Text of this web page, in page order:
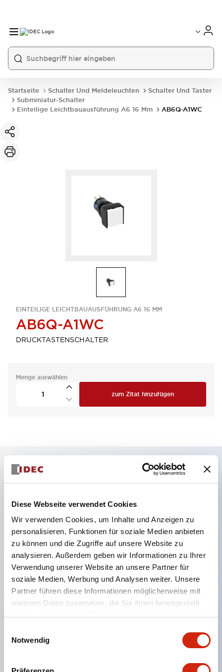
Diese Webseite verwendet Cookies
Wir verwenden Cookies, um Inhalte und Anzeigen zu
personalisieren, Funktionen für soziale Medien anbieten
zu können und die Zugriffe auf unsere Website zu
analysieren. Außerdem geben wir Informationen zu Ihrer
Verwendung unserer Website an unsere Partner für
soziale Medien, Werbung und Analysen weiter. Unsere
Partner führen diese Informationen möglicherweise mit
weiteren Daten zusammen, die Sie ihnen bereitgestellt
Notwendig
Startseite Schalter Und Meldeleuchten
Schalter Und Taster
Subminiatur-Schalter
Einteilige Leichtbauausführung A6 16 Mm
AB6Q-A1WC
EINTEILIGE LEICHTBAUAUSFÜHRUNG A6 16 MM
AB6Q-A1WC
DRUCKTASTENSCHALTER
Menge auswählen
zum Zitat hinzufügen
Hauptmerkmale
Geeignet für ein breites Anwendungsspektrum
von der Konsumelektronik bis zum FA-Bereich
LED-Beleuchtungseinheit mit integriertem
strombegrenzendem Widerstand und Diode im
LED-Lampenkörper
Schutzarten IP40 und IP65 vollständig verfügbar
(IEC 60529)
Mit speziellem Zubehör leicht auf Φ22 Flash-